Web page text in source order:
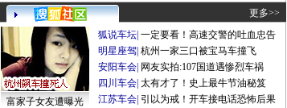
更多>>
富家子女友遭曝光
狐说车坛 一定要看！高速交警的吐血忠告
明星座驾 杭州一家三口被宝马车撞飞
安阳车会 网友实拍:107国道遇惨烈车祸
四川车会 太有才了！史上最牛节油秘笈
江苏车会 引以为戒！开车接电话恐怖后果